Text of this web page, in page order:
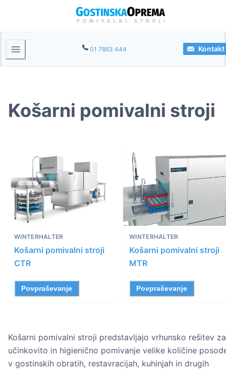
01 7863 444 Kontakt
Košarni pomivalni stroji
WINTERHALTER
Košarni pomivalni stroji
CTR
Povpraševanje
WINTERHALTER
Košarni pomivalni stroji
MTR
Povpraševanje
Košarni pomivalni stroji predstavljajo vrhunsko rešitev za
učinkovito in higienično pomivanje velike količine
v gostinskih obratih, restavracijah, kuhinjah in drugih